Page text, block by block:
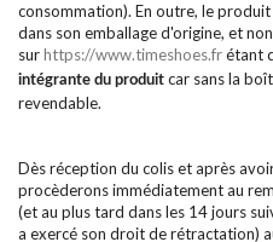
consommation). En outre, le
dans son emballage d'origine, et
surhttps://www.timeshoes.frétant
intégrante du produit car sans la
revendable.
Dès réception du colis et après
procèderons immédiatement au
(et au plus tard dans les 14 jours
a exercé son droit de rétractation)